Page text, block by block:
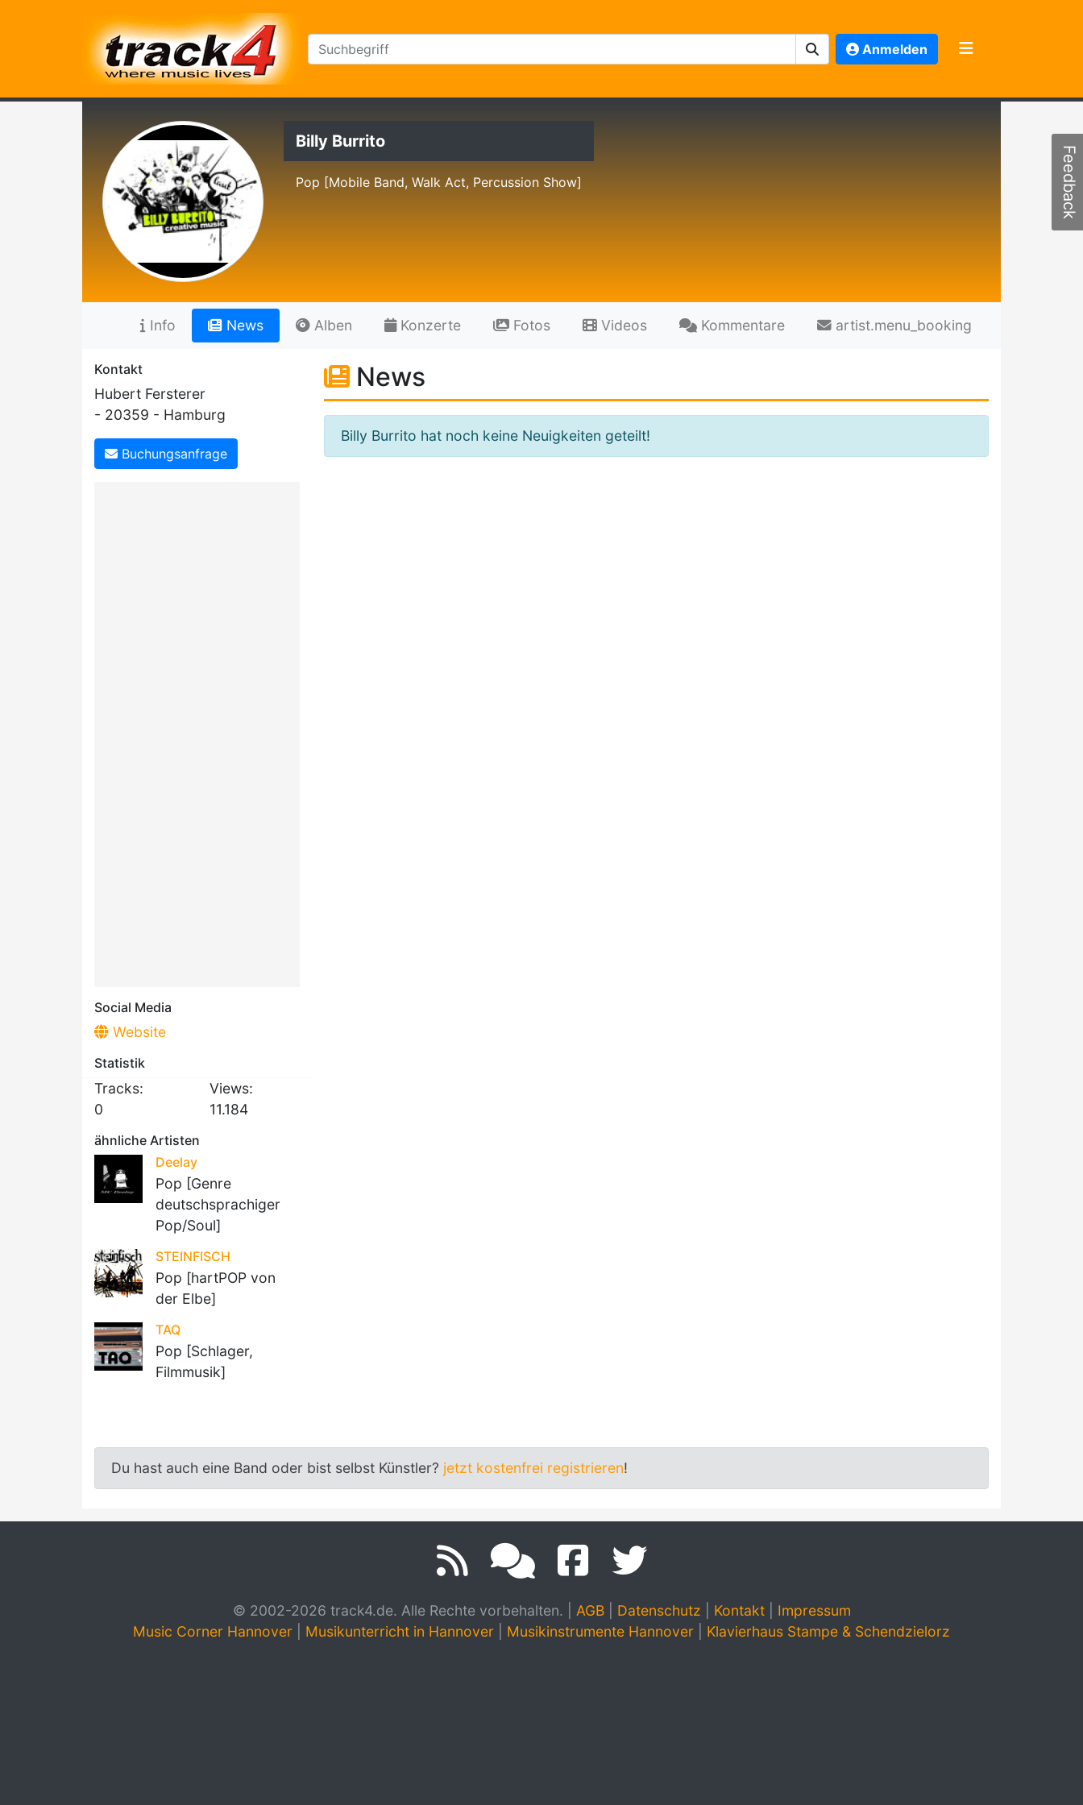
Anmelden
Billy Burrito
Pop [Mobile Band, Walk Act, Percussion Show]
Info News Alben Konzerte Fotos Videos Kommentare artist.menu_booking
Kontakt
Hubert Fersterer
- 20359 - Hamburg
Buchungsanfrage
Social Media
Website
Statistik
Tracks:
0
Views:
11.184
ähnliche Artisten
Deelay
Pop [Genre
deutschsprachiger
Pop/Soul]
STEINFISCH
Pop [hartPOP von
der Elbe]
TAQ
Pop [Schlager,
Filmmusik]
News
Billy Burrito hat noch keine Neuigkeiten geteilt!
Du hast auch eine Band oder bist selbst Künstler? jetzt kostenfrei registrieren!
© 2002-2026 track4.de. Alle Rechte vorbehalten. AGB| Datenschutz Kontakt| Impressum
Music Corner Hannover
Musikunterricht in Hannover Musikinstrumente Hannover Klavierhaus Stampe & Schendzielorz
Feedback